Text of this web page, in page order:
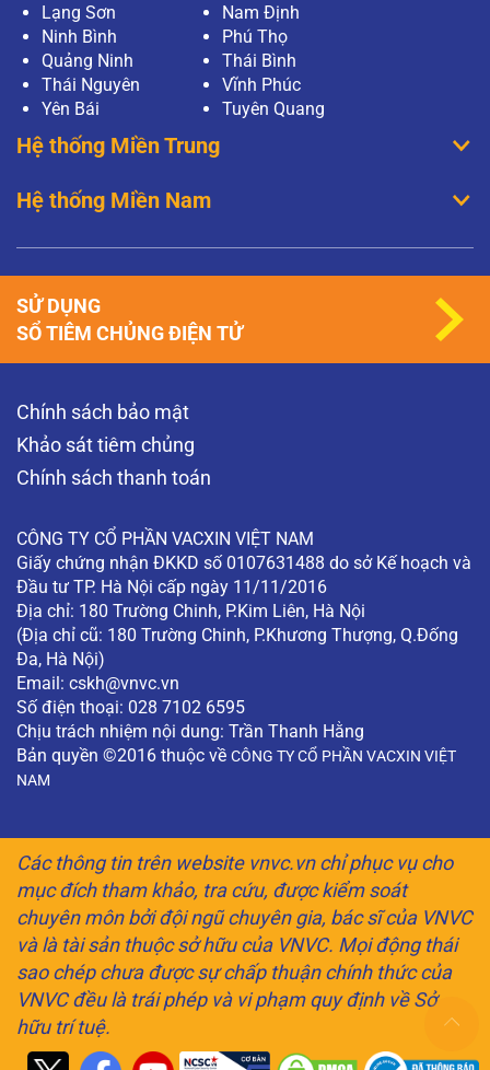
Lạng Sơn
Nam Định
Ninh Bình
Phú Thọ
Quảng Ninh
Thái Bình
Thái Nguyên
Vĩnh Phúc
Yên Bái
Tuyên Quang
Hệ thống Miền Trung
Hệ thống Miền Nam
Chính sách bảo mật
Khảo sát tiêm chủng
Chính sách thanh toán
CÔNG TY CỔ PHẦN VACXIN VIỆT NAM
Giấy chứng nhận ĐKKD số 0107631488 do sở Kế hoạch và
Đầu tư TP. Hà Nội cấp ngày 11/11/2016
Địa chỉ: 180 Trường Chinh, P.Kim Liên, Hà Nội
(Địa chỉ cũ: 180 Trường Chinh, P.Khương Thượng, Q.Đống
Đa, Hà Nội)
Email: cskh@vnvc.vn
Số điện thoại: 028 7102 6595
Chịu trách nhiệm nội dung: Trần Thanh Hằng
Bản quyền ©2016 thuộc về CÔNG TY CỔ PHẦN VACXIN VIỆT
NAM
SỬ DỤNG
SỔ TIÊM CHỦNG ĐIỆN TỬ
Các thông tin trên website vnvc.vn chỉ phục vụ cho
mục đích tham khảo, tra cứu, được kiểm soát
chuyên môn bởi đội ngũ chuyên gia, bác sĩ của VNVC
và là tài sản thuộc sở hữu của VNVC. Mọi động thái
sao chép chưa được sự chấp thuận chính thức của
VNVC đều là trái phép và vi phạm quy định về Sở
hữu trí tuệ.